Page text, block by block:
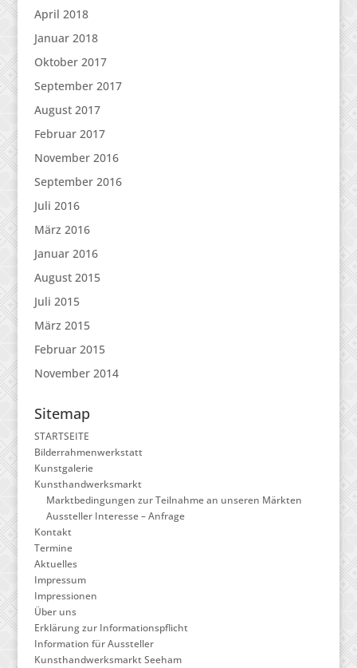
April 2018
Januar 2018
Oktober 2017
September 2017
August 2017
Februar 2017
November 2016
September 2016
Juli 2016
März 2016
Januar 2016
August 2015
Juli 2015
März 2015
Februar 2015
November 2014
Sitemap
STARTSEITE
Bilderrahmenwerkstatt
Kunstgalerie
Kunsthandwerksmarkt
Marktbedingungen zur Teilnahme an unseren Märkten
Aussteller Interesse – Anfrage
Kontakt
Termine
Aktuelles
Impressum
Impressionen
Über uns
Erklärung zur Informationspflicht
Information für Aussteller
Kunsthandwerksmarkt Seeham